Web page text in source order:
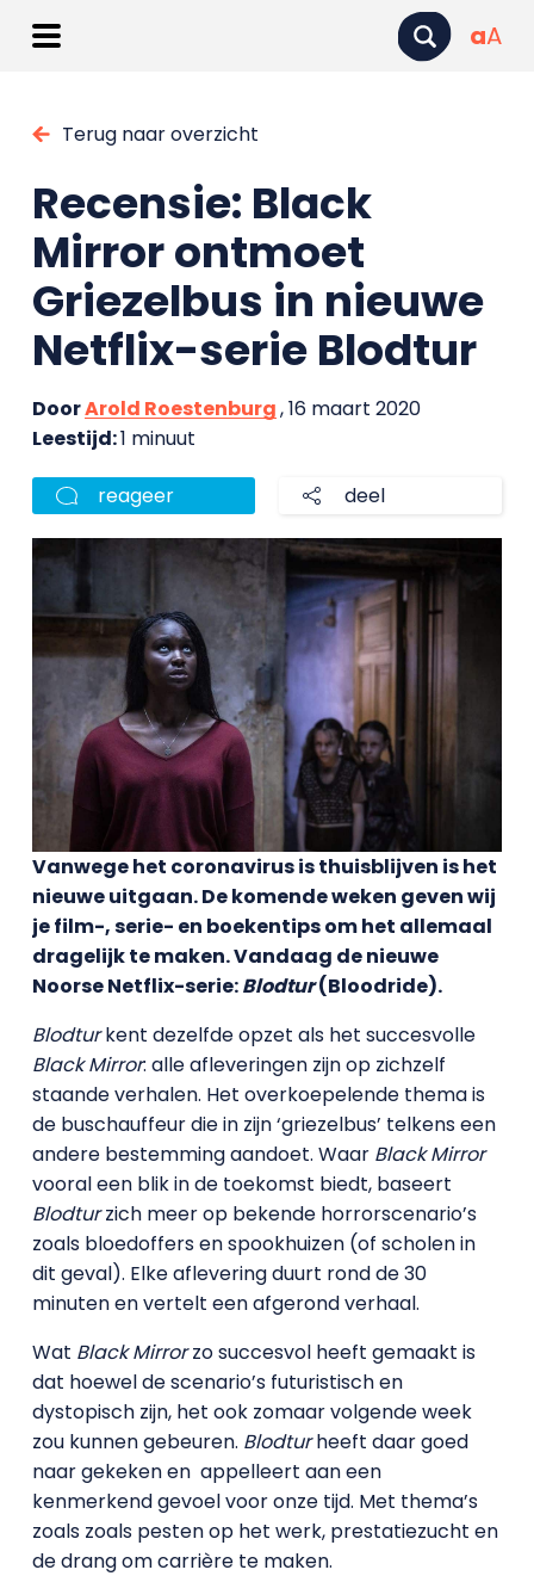
aA
Terug naar overzicht
Recensie: Black
Mirror ontmoet
Griezelbus in nieuwe
Netflix-serie Blodtur
DoorArold Roestenburg, 16 maart 2020
Leestijd:1 minuut
reageer deel
Vanwege het coronavirus is thuisblijven is het
nieuwe uitgaan. De komende weken geven wij
je film-, serie- en boekentips om het allemaal
dragelijk te maken. Vandaag de nieuwe
Noorse Netflix-serie:Blodtur(Bloodride).
Blodturkent dezelfde opzet als het succesvolle
Black Mirror: alle afleveringen zijn op zichzelf
staande verhalen. Het overkoepelende thema is
de buschauffeur die in zijn ‘griezelbus’ telkens een
andere bestemming aandoet. Waar Black Mirror
vooral een blik in de toekomst biedt, baseert
Blodturzich meer op bekende horrorscenario’s
zoals bloedoffers en spookhuizen (of scholen in
dit geval). Elke aflevering duurt rond de 30
minuten en vertelt een afgerond verhaal.
Wat Black Mirrorzo succesvol heeft gemaakt is
dat hoewel de scenario’s futuristisch en
dystopisch zijn, het ook zomaar volgende week
zou kunnen gebeuren. Blodturheeft daar goed
naar gekeken en appelleert aan een
kenmerkend gevoel voor onze tijd. Met thema’s
zoals zoals pesten op het werk, prestatiezucht en
de drang om carrière te maken.